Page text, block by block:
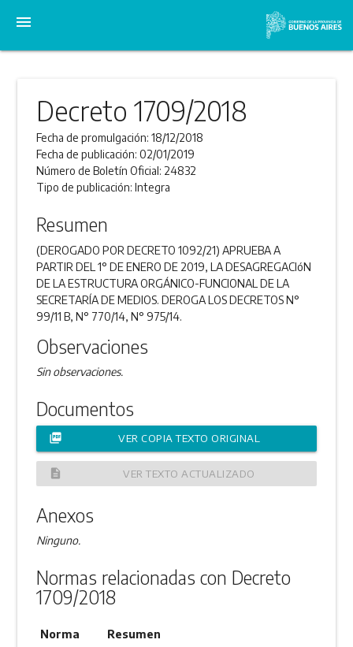
menu
Decreto 1709/2018
Fecha de promulgación:18/12/2018
Fecha de publicación:02/01/2019
Número de Boletín Oficial: 24832
Tipo de publicación:Integra
Resumen
(DEROGADO POR DECRETO 1092/21) APRUEBA A
PARTIR DEL 1° DE ENERO DE 2019, LA DESAGREGACIóN
DE LA ESTRUCTURA ORGÁNICO-FUNCIONAL DE LA
SECRETARÍA DE MEDIOS. DEROGA LOS DECRETOS N°
99/11 B, N° 770/14, N° 975/14.
Observaciones
Sin observaciones.
Documentos
picture_as_pdf VER COPIA TEXTO ORIGINAL
description VER TEXTO ACTUALIZADO
Anexos
Ninguno.
Normas relacionadas con Decreto
1709/2018
Norma Resumen